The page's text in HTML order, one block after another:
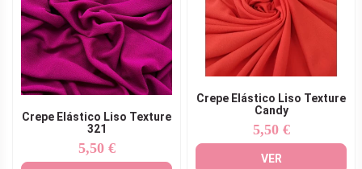
Crepe Elástico Liso Texture
321
Precio
5,50 €
Crepe Elástico Liso Texture
Candy
Precio
5,50 €
VER